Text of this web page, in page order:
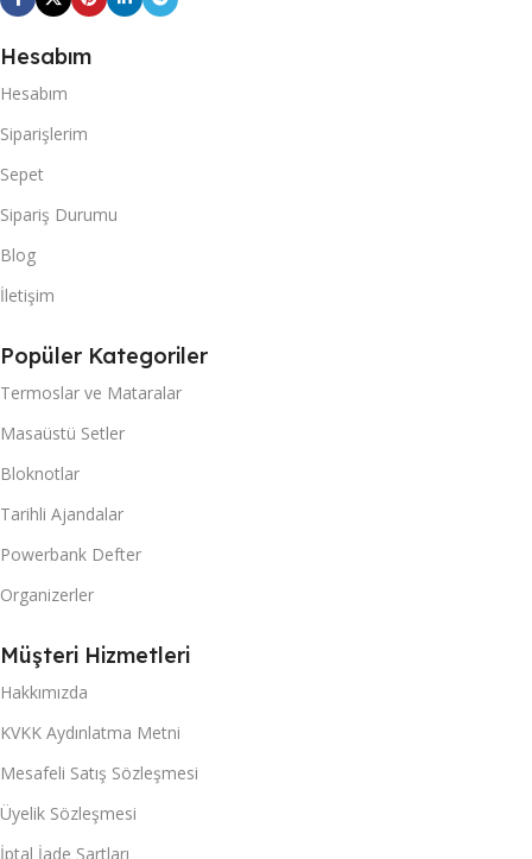
Hesabım
Hesabım
Siparişlerim
Sepet
Sipariş Durumu
Blog
İletişim
Popüler Kategoriler
Termoslar ve Mataralar
Masaüstü Setler
Bloknotlar
Tarihli Ajandalar
Powerbank Defter
Organizerler
Müşteri Hizmetleri
Hakkımızda
KVKK Aydınlatma Metni
Mesafeli Satış Sözleşmesi
Üyelik Sözleşmesi
İptal İade Şartları